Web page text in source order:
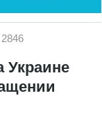
2846
Украине